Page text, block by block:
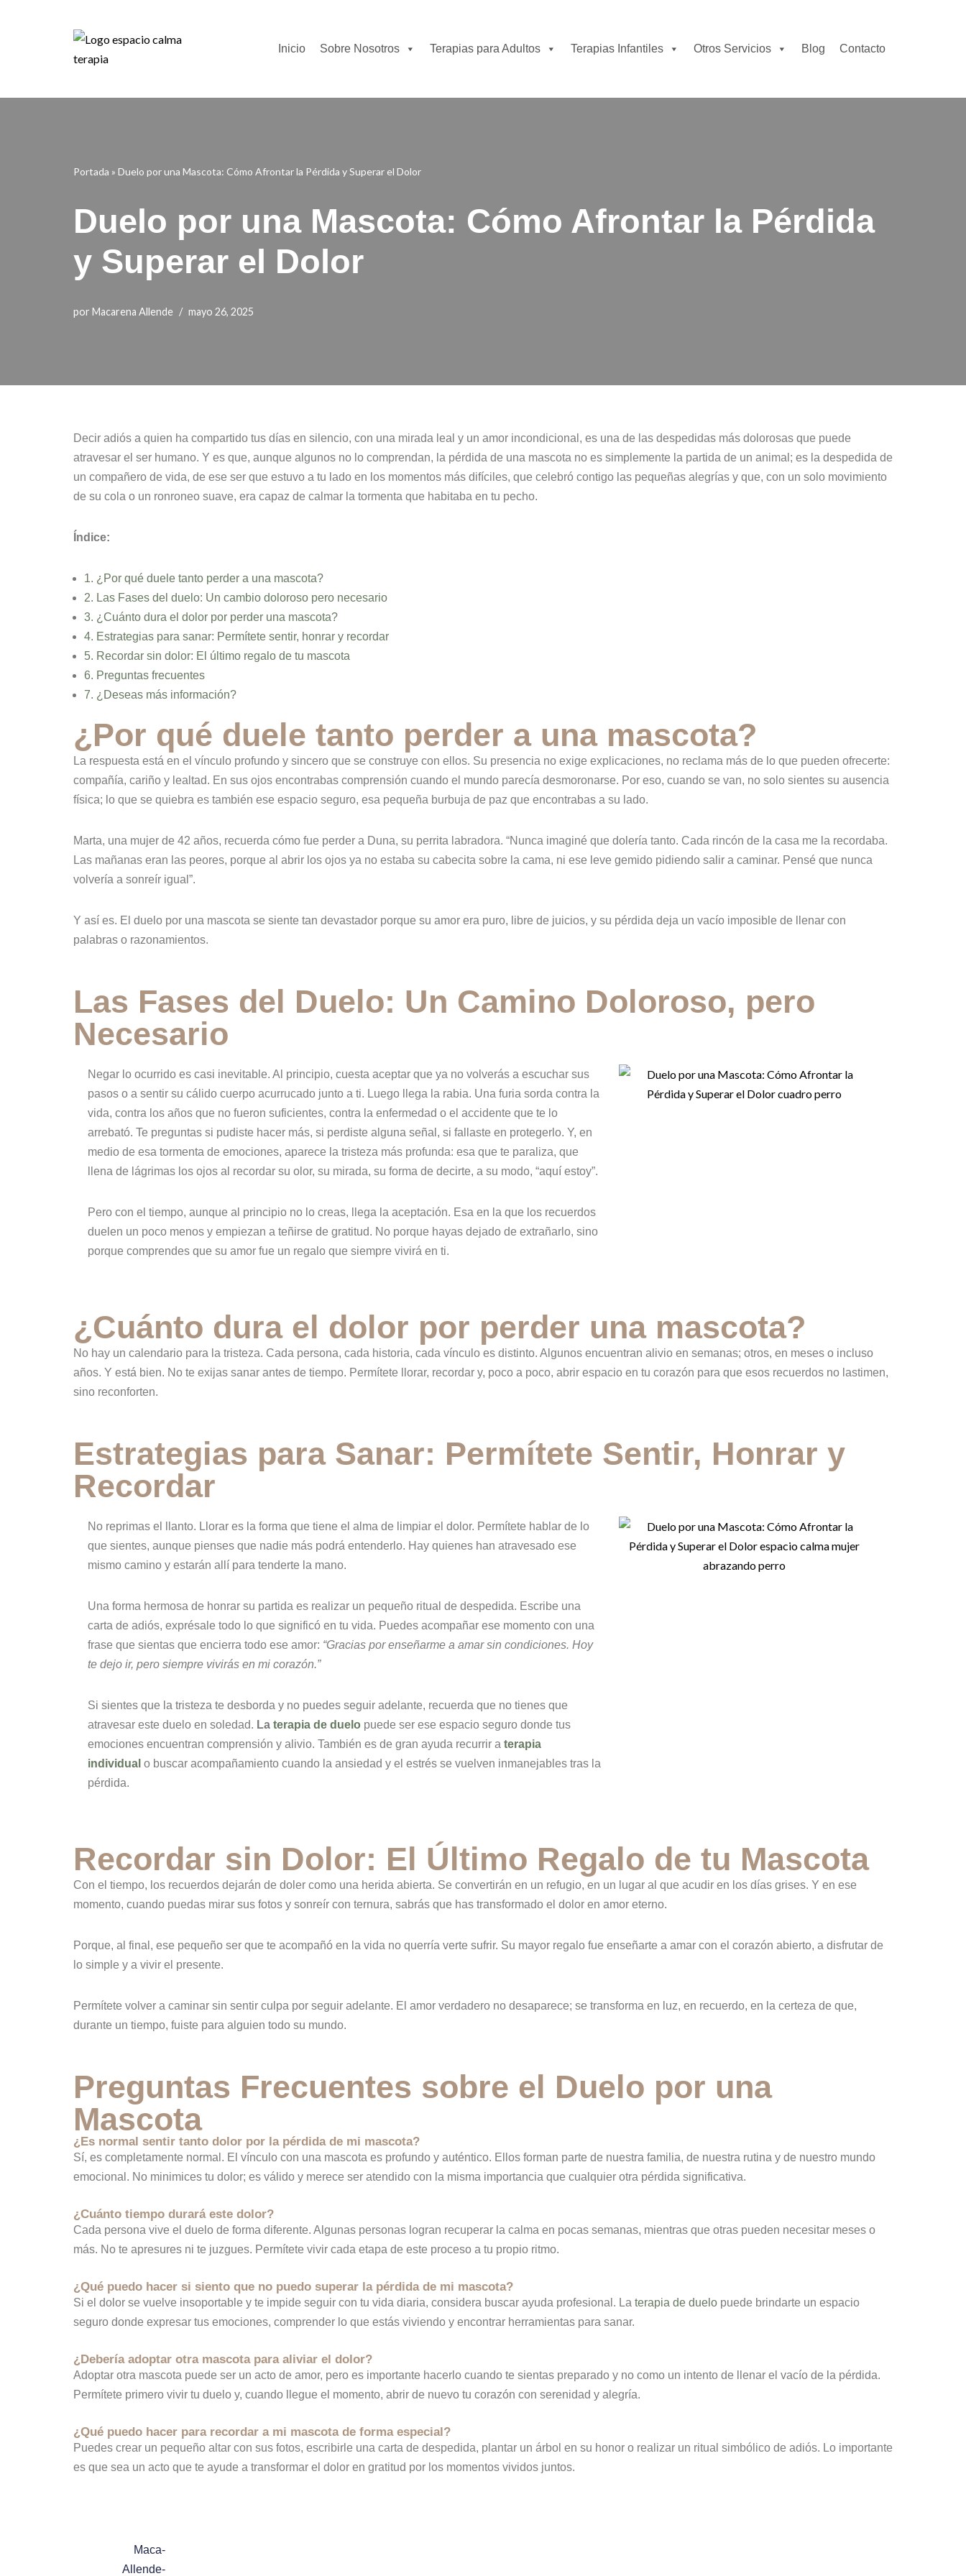
Inicio Sobre Nosotros Terapias para Adultos Terapias Infantiles Otros Servicios Blog Contacto
Portada » Duelo por una Mascota: Cómo Afrontar la Pérdida y Superar el Dolor
Duelo por una Mascota: Cómo Afrontar la Pérdida
y Superar el Dolor
por Macarena Allende mayo 26, 2025
Decir adiós a quien ha compartido tus días en silencio, con una mirada leal y un amor incondicional, es una de las despedidas más dolorosas que puede
atravesar el ser humano. Y es que, aunque algunos no lo comprendan, la pérdida de una mascota no es simplemente la partida de un animal; es la despedida de
un compañero de vida, de ese ser que estuvo a tu lado en los momentos más difíciles, que celebró contigo las pequeñas alegrías y que, con un solo movimiento
de su cola o un ronroneo suave, era capaz de calmar la tormenta que habitaba en tu pecho.
Índice:
1. ¿Por qué duele tanto perder a una mascota?
2. Las Fases del duelo: Un cambio doloroso pero necesario
3. ¿Cuánto dura el dolor por perder una mascota?
4. Estrategias para sanar: Permítete sentir, honrar y recordar
5. Recordar sin dolor: El último regalo de tu mascota
6. Preguntas frecuentes
7. ¿Deseas más información?
¿Por qué duele tanto perder a una mascota?
La respuesta está en el vínculo profundo y sincero que se construye con ellos. Su presencia no exige explicaciones, no reclama más de lo que pueden ofrecerte:
compañía, cariño y lealtad. En sus ojos encontrabas comprensión cuando el mundo parecía desmoronarse. Por eso, cuando se van, no solo sientes su ausencia
física; lo que se quiebra es también ese espacio seguro, esa pequeña burbuja de paz que encontrabas a su lado.
Marta, una mujer de 42 años, recuerda cómo fue perder a Duna, su perrita labradora. “Nunca imaginé que dolería tanto. Cada rincón de la casa me la recordaba.
Las mañanas eran las peores, porque al abrir los ojos ya no estaba su cabecita sobre la cama, ni ese leve gemido pidiendo salir a caminar. Pensé que nunca
volvería a sonreír igual”.
Y así es. El duelo por una mascota se siente tan devastador porque su amor era puro, libre de juicios, y su pérdida deja un vacío imposible de llenar con
palabras o razonamientos.
Las Fases del Duelo: Un Camino Doloroso, pero
Necesario
Negar lo ocurrido es casi inevitable. Al principio, cuesta aceptar que ya no volverás a escuchar sus
pasos o a sentir su cálido cuerpo acurrucado junto a ti. Luego llega la rabia. Una furia sorda contra la
vida, contra los años que no fueron suficientes, contra la enfermedad o el accidente que te lo
arrebató. Te preguntas si pudiste hacer más, si perdiste alguna señal, si fallaste en protegerlo. Y, en
medio de esa tormenta de emociones, aparece la tristeza más profunda: esa que te paraliza, que
llena de lágrimas los ojos al recordar su olor, su mirada, su forma de decirte, a su modo, “aquí estoy”.
Pero con el tiempo, aunque al principio no lo creas, llega la aceptación. Esa en la que los recuerdos
duelen un poco menos y empiezan a teñirse de gratitud. No porque hayas dejado de extrañarlo, sino
porque comprendes que su amor fue un regalo que siempre vivirá en ti.
¿Cuánto dura el dolor por perder una mascota?
No hay un calendario para la tristeza. Cada persona, cada historia, cada vínculo es distinto. Algunos encuentran alivio en semanas; otros, en meses o incluso
años. Y está bien. No te exijas sanar antes de tiempo. Permítete llorar, recordar y, poco a poco, abrir espacio en tu corazón para que esos recuerdos no lastimen,
sino reconforten.
Estrategias para Sanar: Permítete Sentir, Honrar y
Recordar
No reprimas el llanto. Llorar es la forma que tiene el alma de limpiar el dolor. Permítete hablar de lo
que sientes, aunque pienses que nadie más podrá entenderlo. Hay quienes han atravesado ese
mismo camino y estarán allí para tenderte la mano.
Una forma hermosa de honrar su partida es realizar un pequeño ritual de despedida. Escribe una
carta de adiós, exprésale todo lo que significó en tu vida. Puedes acompañar ese momento con una
frase que sientas que encierra todo ese amor: “Gracias por enseñarme a amar sin condiciones. Hoy
te dejo ir, pero siempre vivirás en mi corazón.”
Si sientes que la tristeza te desborda y no puedes seguir adelante, recuerda que no tienes que
atravesar este duelo en soledad. La terapia de duelo puede ser ese espacio seguro donde tus
emociones encuentran comprensión y alivio. También es de gran ayuda recurrir a terapia
individual o buscar acompañamiento cuando la ansiedad y el estrés se vuelven inmanejables tras la
pérdida.
Recordar sin Dolor: El Último Regalo de tu Mascota
Con el tiempo, los recuerdos dejarán de doler como una herida abierta. Se convertirán en un refugio, en un lugar al que acudir en los días grises. Y en ese
momento, cuando puedas mirar sus fotos y sonreír con ternura, sabrás que has transformado el dolor en amor eterno.
Porque, al final, ese pequeño ser que te acompañó en la vida no querría verte sufrir. Su mayor regalo fue enseñarte a amar con el corazón abierto, a disfrutar de
lo simple y a vivir el presente.
Permítete volver a caminar sin sentir culpa por seguir adelante. El amor verdadero no desaparece; se transforma en luz, en recuerdo, en la certeza de que,
durante un tiempo, fuiste para alguien todo su mundo.
Preguntas Frecuentes sobre el Duelo por una
Mascota
¿Es normal sentir tanto dolor por la pérdida de mi mascota?
Sí, es completamente normal. El vínculo con una mascota es profundo y auténtico. Ellos forman parte de nuestra familia, de nuestra rutina y de nuestro mundo
emocional. No minimices tu dolor; es válido y merece ser atendido con la misma importancia que cualquier otra pérdida significativa.
¿Cuánto tiempo durará este dolor?
Cada persona vive el duelo de forma diferente. Algunas personas logran recuperar la calma en pocas semanas, mientras que otras pueden necesitar meses o
más. No te apresures ni te juzgues. Permítete vivir cada etapa de este proceso a tu propio ritmo.
¿Qué puedo hacer si siento que no puedo superar la pérdida de mi mascota?
Si el dolor se vuelve insoportable y te impide seguir con tu vida diaria, considera buscar ayuda profesional. La terapia de duelo puede brindarte un espacio
seguro donde expresar tus emociones, comprender lo que estás viviendo y encontrar herramientas para sanar.
¿Debería adoptar otra mascota para aliviar el dolor?
Adoptar otra mascota puede ser un acto de amor, pero es importante hacerlo cuando te sientas preparado y no como un intento de llenar el vacío de la pérdida.
Permítete primero vivir tu duelo y, cuando llegue el momento, abrir de nuevo tu corazón con serenidad y alegría.
¿Qué puedo hacer para recordar a mi mascota de forma especial?
Puedes crear un pequeño altar con sus fotos, escribirle una carta de despedida, plantar un árbol en su honor o realizar un ritual simbólico de adiós. Lo importante
es que sea un acto que te ayude a transformar el dolor en gratitud por los momentos vividos juntos.